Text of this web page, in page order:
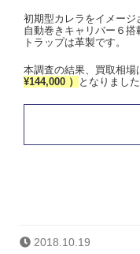
初期型カレラをイメージ
自動巻きキャリバー６
トラップは革製です。
本調査の結果、買取相場
¥144,000 ）
となりました
2018.10.19